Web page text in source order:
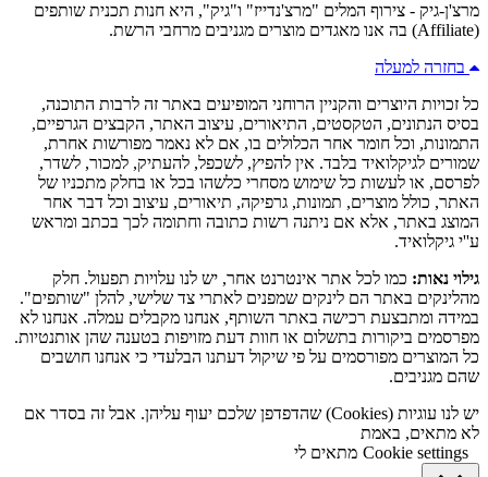
מרצ'ן-גיק - צירוף המלים "מרצ'נדייז" ו"גיק", היא חנות תכנית שותפים
(Affiliate) בה אנו מאגדים מוצרים מגניבים מרחבי הרשת.
בחזרה למעלה
כל זכויות היוצרים והקניין הרוחני המופיעים באתר זה לרבות התוכנה,
בסיס הנתונים, הטקסטים, התיאורים, עיצוב האתר, הקבצים הגרפיים,
התמונות, וכל חומר אחר הכלולים בו, אם לא נאמר מפורשות אחרת,
שמורים לגיקלואיד בלבד. אין להפיץ, לשכפל, להעתיק, למכור, לשדר,
לפרסם, או לעשות כל שימוש מסחרי כלשהו בכל או בחלק מתכניו של
האתר, כולל מוצרים, תמונות, גרפיקה, תיאורים, עיצוב וכל דבר אחר
המוצג באתר, אלא אם ניתנה רשות כתובה וחתומה לכך בכתב ומראש
ע''י גיקלואיד.
גילוי נאות: כמו לכל אתר אינטרנט אחר, יש לנו עלויות תפעול. חלק
מהלינקים באתר הם לינקים שמפנים לאתרי צד שלישי, להלן "שותפים".
במידה ומתבצעת רכישה באתר השותף, אנחנו מקבלים עמלה. אנחנו לא
מפרסמים ביקורות בתשלום או חוות דעת מזויפות בטענה שהן אותנטיות.
כל המוצרים מפורסמים על פי שיקול דעתנו הבלעדי כי אנחנו חושבים
שהם מגניבים.
יש לנו עוגיות (Cookies) שהדפדפן שלכם יעוף עליהן. אבל זה בסדר אם
לא מתאים, באמת
Cookie settings מתאים לי